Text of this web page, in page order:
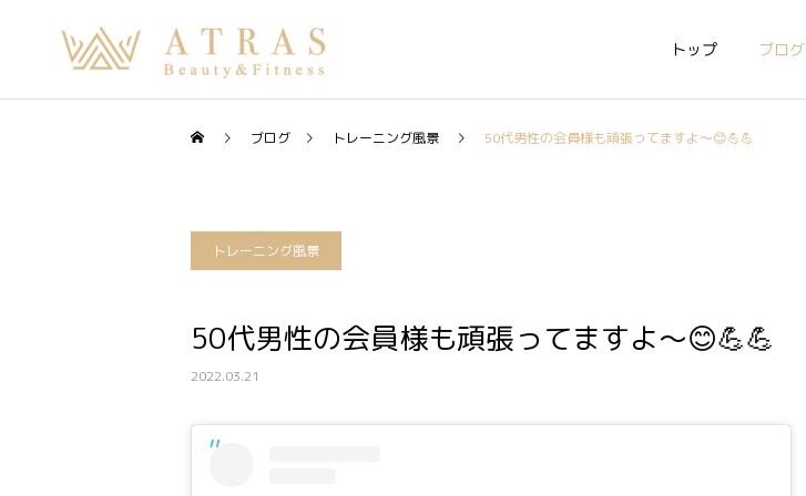
トップ ブログ
ブログ トレーニング風景 50代男性の会員様も頑張ってますよ〜😊💪💪
トレーニング風景
50代男性の会員様も頑張ってますよ〜😊💪💪
2022.03.21